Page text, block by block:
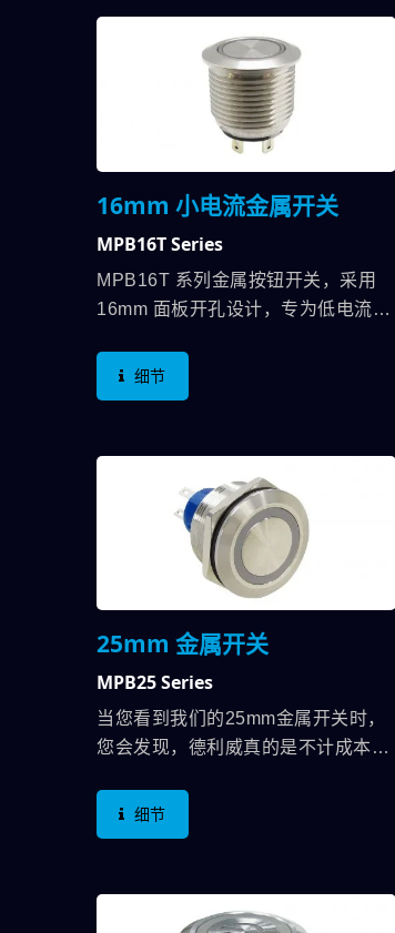
16mm 小电流金属开关
MPB16T Series
MPB16T 系列金属按钮开关，采用
16mm 面板开孔设计，专为低电流应
验。开关外壳以高品质金属材质制
成，具备抗破坏设计，能有效抵抗外
作。...
细节
25mm 金属开关
MPB25 Series
当您看到我们的25mm金属开关时，
您会发现，德利威真的是不计成本的
金属用料，是我们对"抗破坏"的坚
持，就是要撞不坏，直到使用期限为
同系列拥有的IK10与IP67不能少，双
Pole规格更能使用配线方式，使用双
细节